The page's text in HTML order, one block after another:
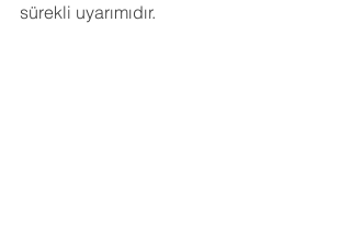
sürekli uyarımıdır.